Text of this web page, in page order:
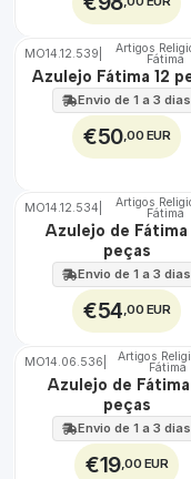
🇵🇹
100%
EXT.
MO14.12.539 Artigos
Fátima
Azulejo Fátima 12
Envio de 1 a 3 dias
€50,00 EUR
🇵🇹
100%
MO14.12.534 Artigos
Fátima
Azulejo de Fátima
peças
Envio de 1 a 3 dias
€54,00 EUR
🇵🇹
100%
EXT.
MO14.06.536 Artigos
Fátima
Azulejo de
peças
Envio de 1 a 3 dias
€19,00 EUR